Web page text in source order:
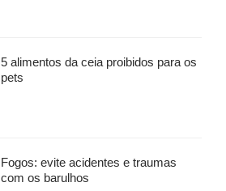
5 alimentos da ceia proibidos para os
pets
Fogos: evite acidentes e traumas
com os barulhos